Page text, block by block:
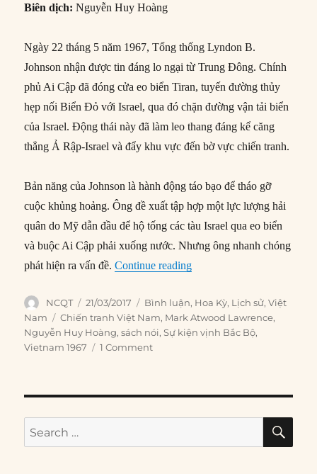
Biên dịch: Nguyễn Huy Hoàng
Ngày 22 tháng 5 năm 1967, Tổng thống Lyndon B.
Johnson nhận được tin đáng lo ngại từ Trung Đông. Chính
phủ Ai Cập đã đóng cửa eo biển Tiran, tuyến đường thủy
hẹp nối Biển Đỏ với Israel, qua đó chặn đường vận tải biển
của Israel. Động thái này đã làm leo thang đáng kể căng
thẳng Ả Rập-Israel và đẩy khu vực đến bờ vực chiến tranh.
Bản năng của Johnson là hành động táo bạo để tháo gỡ
cuộc khủng hoảng. Ông đề xuất tập hợp một lực lượng hải
quân do Mỹ dẫn đầu để hộ tống các tàu Israel qua eo biển
và buộc Ai Cập phải xuống nước. Nhưng ông nhanh chóng
phát hiện ra vấn đề.Continue reading“Việt Nam 1967: Hệ lụy từ
Author
NCQT
Posted
on
21/03/2017 Categories
Bình luận, Hoa Kỳ, Lịch sử,Việt
Nam
Tags
Chiến tranh Việt Nam, Mark Atwood Lawrence,
Nguyễn Huy Hoàng,sách nói,Sự kiện vịnh Bắc Bộ,
Vietnam 1967
1 Comment
Search
for: